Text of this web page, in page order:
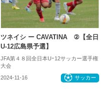
ツネイシ ー CAVATINA ②【全日
U-12広島県予選】
JFA第４８回全日本Uｰ12サッカー選手権
大会
2024-11-16 サッカー